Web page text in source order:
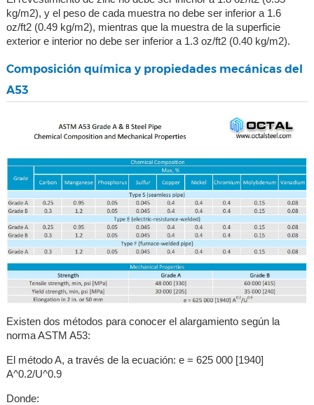
kg/m2), y el peso de cada muestra no debe ser inferior a 1.6
oz/ft2 (0.49 kg/m2), mientras que la muestra de la superficie
exterior e interior no debe ser inferior a 1.3 oz/ft2 (0.40 kg/m2).
Composición química y propiedades mecánicas del
A53
Existen dos métodos para conocer el alargamiento según la
norma ASTM A53:
El método A, a través de la ecuación: e = 625 000 [1940]
A^0.2/U^0.9
Donde: